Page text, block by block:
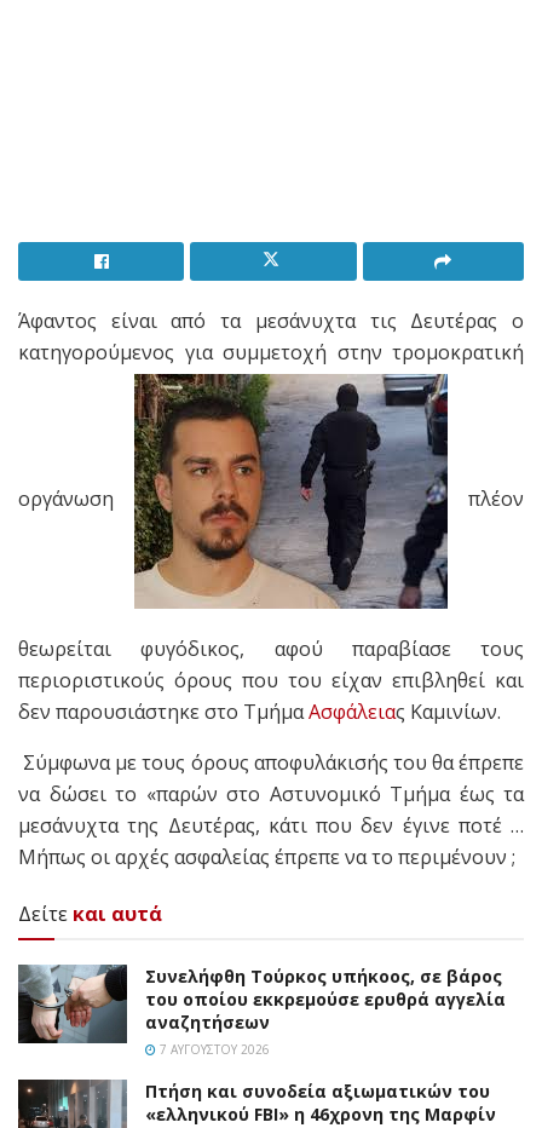
Άφαντος είναι από τα μεσάνυχτα τις Δευτέρας ο
κατηγορούμενος για συμμετοχή στην τρομοκρατική
οργάνωση πλέον
θεωρείται φυγόδικος, αφού παραβίασε τους
περιοριστικούς όρους που του είχαν επιβληθεί και
δεν παρουσιάστηκε στο ΤμήμαΑσφάλειας Καμινίων.
Σύμφωνα με τους όρους αποφυλάκισής του θα έπρεπε
να δώσει το «παρών στο Αστυνομικό Τμήμα έως τα
μεσάνυχτα της Δευτέρας, κάτι που δεν έγινε ποτέ …
Μήπως οι αρχές ασφαλείας έπρεπε να το περιμένουν ;
Δείτε και αυτά
Συνελήφθη Τούρκος υπήκοος, σε βάρος
του οποίου εκκρεμούσε ερυθρά αγγελία
αναζητήσεων
7 ΑΥΓΟΎΣΤΟΥ 2026
Πτήση και συνοδεία αξιωματικών του
«ελληνικού FBI» η 46χρονη της Μαρφίν